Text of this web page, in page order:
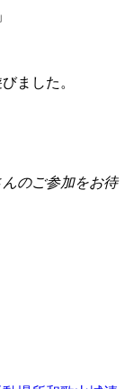
ました。
のご参加をお待